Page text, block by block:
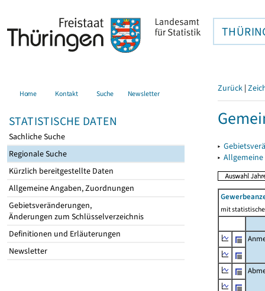
Home Kontakt Suche Newsletter
STATISTISCHE DATEN
Sachliche Suche
Regionale Suche
Kürzlich bereitgestellte Daten
Allgemeine Angaben, Zuordnungen
Gebietsveränderungen,
Änderungen zum Schlüsselverzeichnis
Definitionen und Erläuterungen
Newsletter
Zurück |
▸
▸
mit